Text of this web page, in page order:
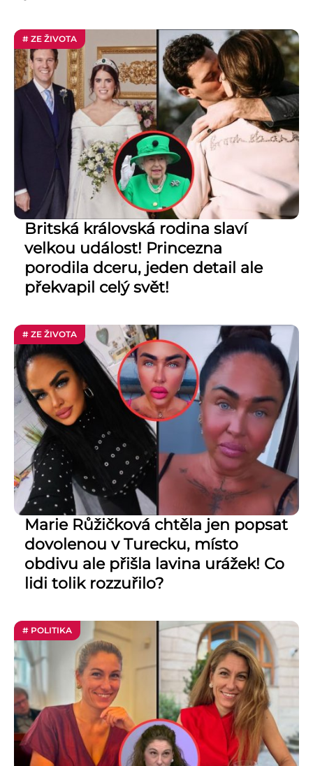
# ZE ŽIVOTA
Britská královská rodina slaví
velkou událost! Princezna
porodila dceru, jeden detail ale
překvapil celý svět!
# ZE ŽIVOTA
Marie Růžičková chtěla jen popsat
dovolenou v Turecku, místo
obdivu ale přišla lavina urážek! Co
lidi tolik rozzuřilo?
# POLITIKA